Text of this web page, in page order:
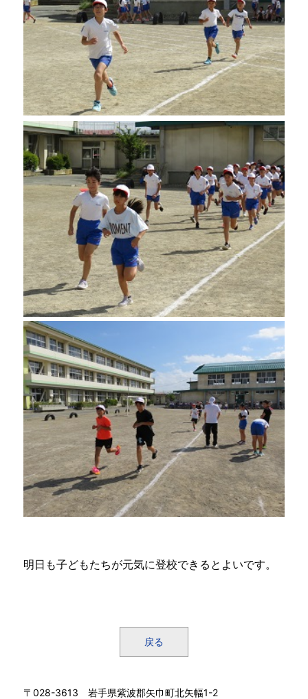
明日も子どもたちが元気に登校できるとよいです。
戻る
〒028-3613 岩手県紫波郡矢巾町北矢幅1-2